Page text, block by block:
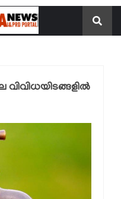
വിവിധയിടങ്ങളിൽ